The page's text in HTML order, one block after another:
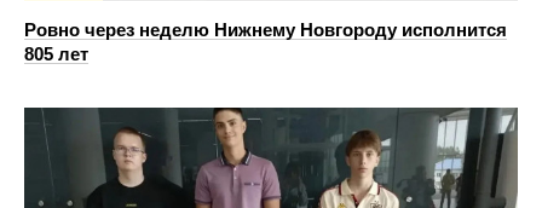
Ровно через неделю Нижнему Новгороду исполнится
805 лет